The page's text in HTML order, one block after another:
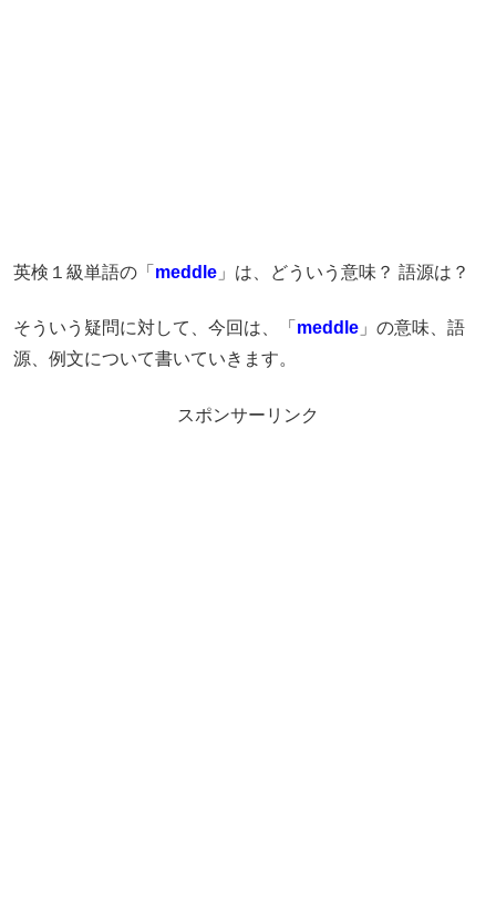
英検１級単語の「 meddle 」は、どういう意味？ 語源は？
そういう疑問に対して、今回は、「 meddle 」の意味、語
源、例文について書いていきます。
スポンサーリンク